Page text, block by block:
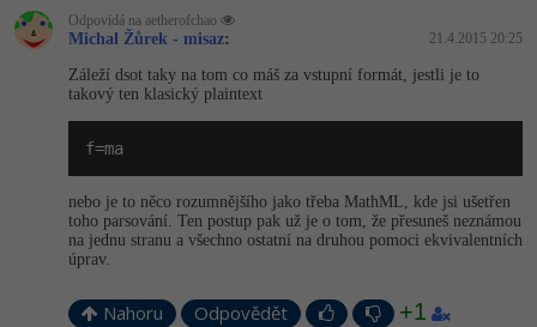
ASP.NET MVC
Django
Best practices
MS-SQL
SQLite
Grafik / UX/UI návrhář
3D grafik
Copywriter
WordPress specialista
C -80%
VB.NET
Návrh SW -80%
Algoritmy -41%
Umělá inteligence (AI) -10%
Kryptoměny -25%
Copywriting -30%
MS Office
Google Dokumenty
Time management
Windows
Blender -80%
Inkscape
Fotografování
Video
Fórum
Odpovídá na aetherofchao
Michal Žůrek - misaz: 21.4.2015 20:25
Záleží dsot taky na tom co máš za vstupní formát, jestli je to
takový ten klasický plaintext
f=ma
nebo je to něco rozumnějšího jako třeba MathML, kde jsi ušetřen
toho parsování. Ten postup pak už je o tom, že přesuneš neznámou
na jednu stranu a všechno ostatní na druhou pomoci ekvivalentních
úprav.
Nahoru Odpovědět +1